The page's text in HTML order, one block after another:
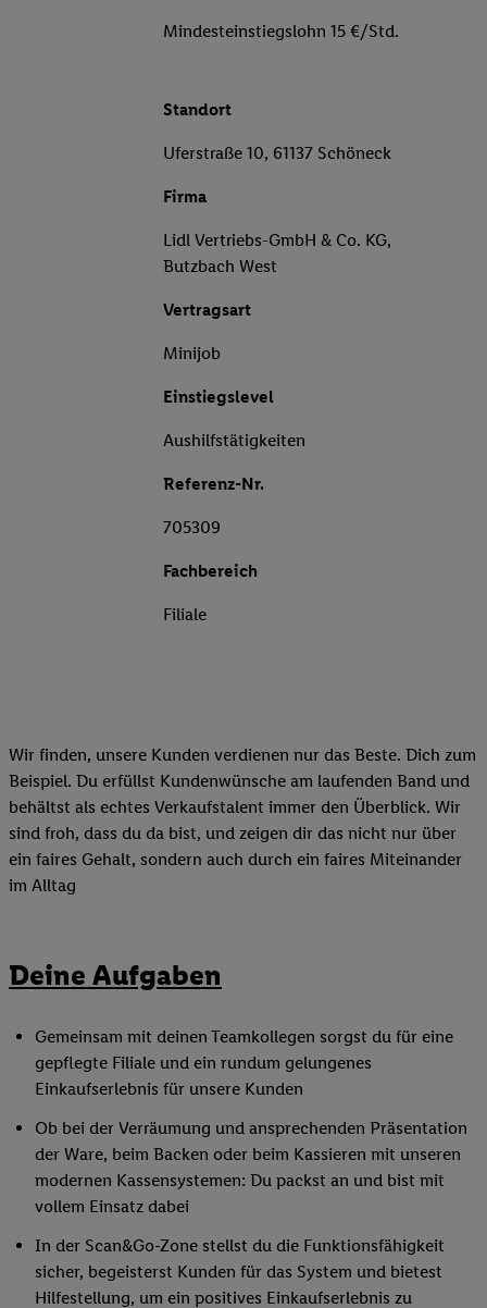
Mindesteinstiegslohn 15 €/Std.
Standort
Uferstraße 10, 61137 Schöneck
Firma
Lidl Vertriebs-GmbH & Co. KG,
Butzbach West
Vertragsart
Minijob
Einstiegslevel
Aushilfstätigkeiten
Referenz-Nr.
705309
Fachbereich
Filiale
Wir finden, unsere Kunden verdienen nur das Beste. Dich zum
Beispiel. Du erfüllst Kundenwünsche am laufenden Band und
behältst als echtes Verkaufstalent immer den Überblick. Wir
sind froh, dass du da bist, und zeigen dir das nicht nur über
ein faires Gehalt, sondern auch durch ein faires Miteinander
im Alltag
Deine Aufgaben
Gemeinsam mit deinen Teamkollegen sorgst du für eine
gepflegte Filiale und ein rundum gelungenes
Einkaufserlebnis für unsere Kunden
Ob bei der Verräumung und ansprechenden Präsentation
der Ware, beim Backen oder beim Kassieren mit unseren
modernen Kassensystemen: Du packst an und bist mit
vollem Einsatz dabei
In der Scan&Go-Zone stellst du die Funktionsfähigkeit
sicher, begeisterst Kunden für das System und bietest
Hilfestellung, um ein positives Einkaufserlebnis zu